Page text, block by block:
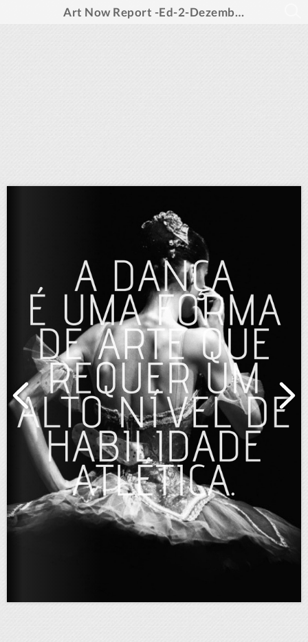
Art Now Report -Ed-2-Dezembro 2023 -